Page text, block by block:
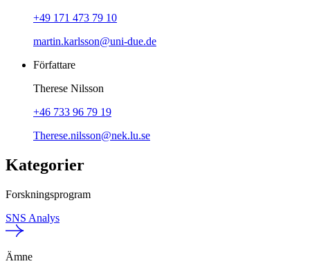
+49 171 473 79 10
martin.karlsson@uni-due.de
Författare
Therese Nilsson
+46 733 96 79 19
Therese.nilsson@nek.lu.se
Kategorier
Forskningsprogram
SNS Analys
Ämne